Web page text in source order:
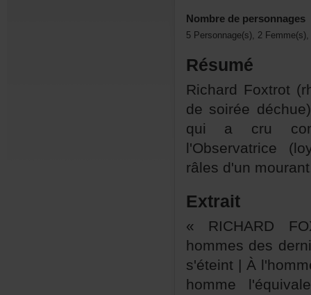
Nombredepersonnages
Résumé
Extrait